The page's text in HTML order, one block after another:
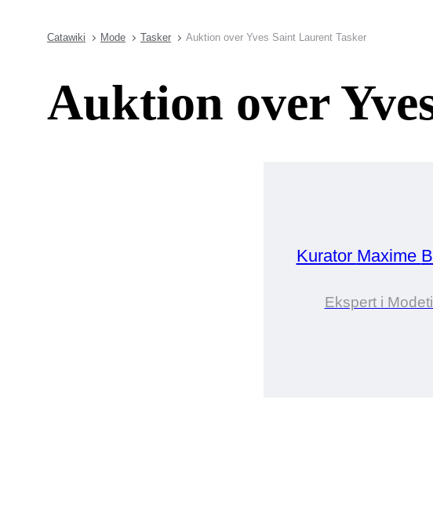
Catawiki Mode Tasker Auktion over Yves Saint Laurent Tasker
Auktion over
Kurator Maxime
Ekspert i